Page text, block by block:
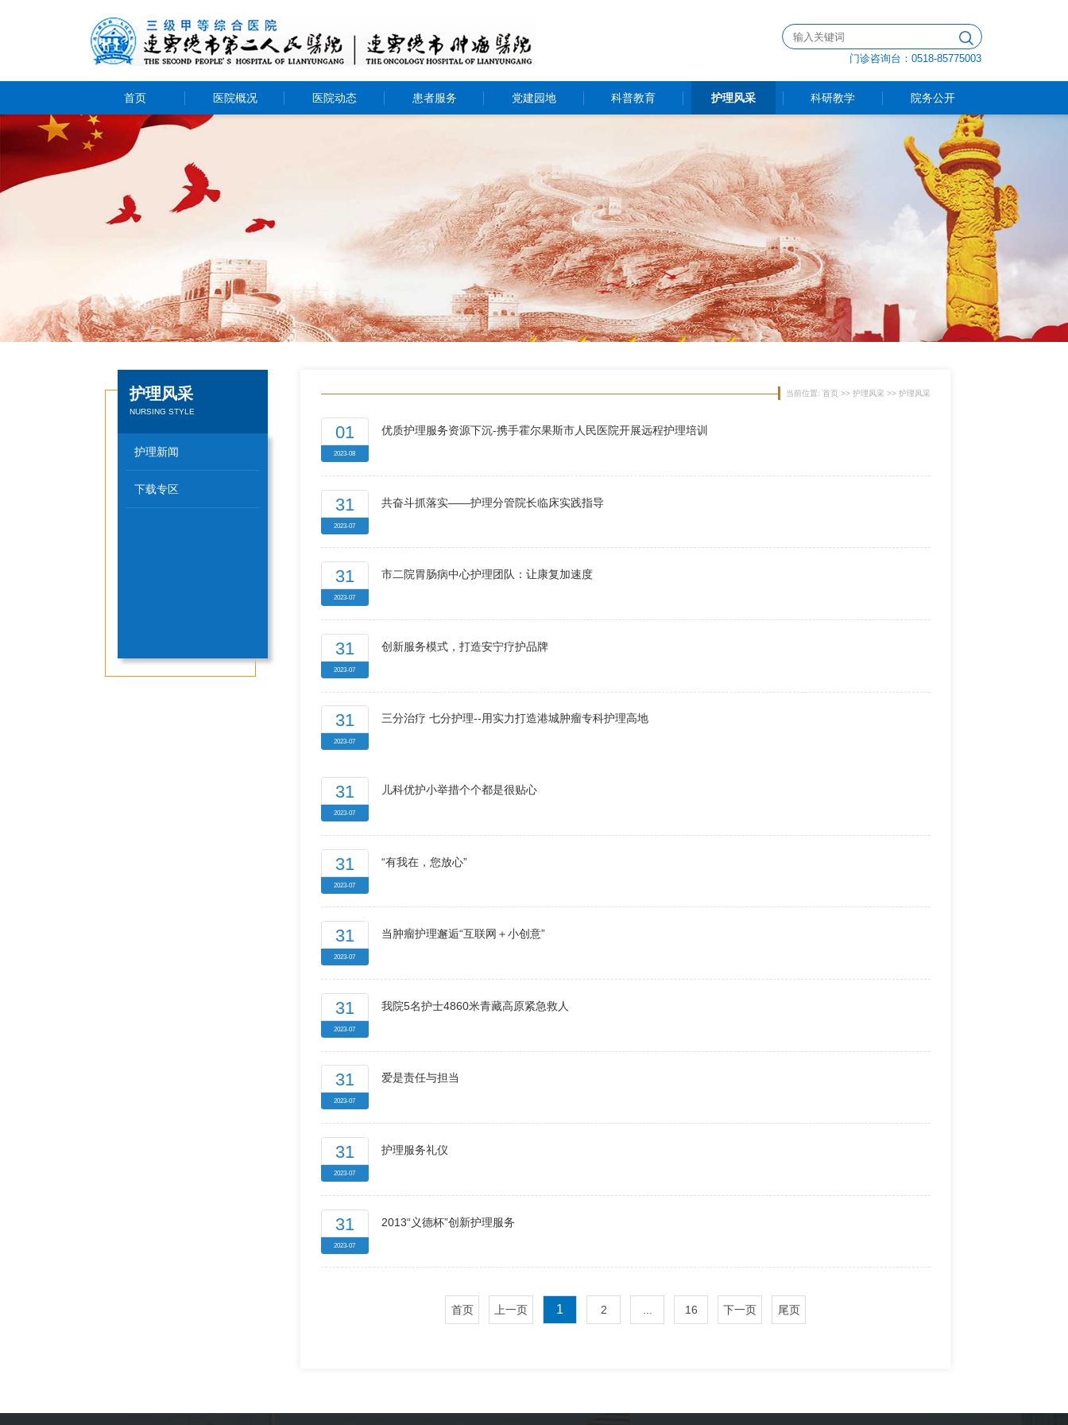
门诊咨询台：0518-85775003
首页 医院概况 医院动态 患者服务 党建园地 科普教育 护理风采 科研教学 院务公开
护理风采
NURSING STYLE
护理新闻
下载专区
当前位置: 首页 >> 护理风采 >> 护理风采
01
2023-08
优质护理服务资源下沉-携手霍尔果斯市人民医院开展远程护理培训
31
2023-07
共奋斗抓落实——护理分管院长临床实践指导
31
2023-07
市二院胃肠病中心护理团队：让康复加速度
31
2023-07
创新服务模式，打造安宁疗护品牌
31
2023-07
三分治疗 七分护理--用实力打造港城肿瘤专科护理高地
31
2023-07
儿科优护小举措个个都是很贴心
31
2023-07
“有我在，您放心”
31
2023-07
当肿瘤护理邂逅“互联网＋小创意”
31
2023-07
我院5名护士4860米青藏高原紧急救人
31
2023-07
爱是责任与担当
31
2023-07
护理服务礼仪
31
2023-07
2013“义德杯”创新护理服务
首页 上一页 1 2 ... 16 下一页 尾页